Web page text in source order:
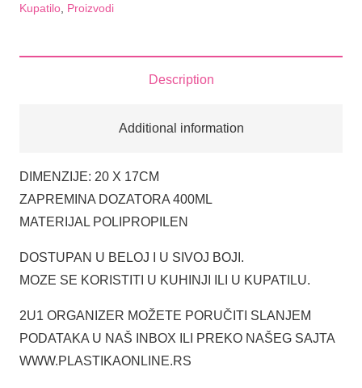
Kupatilo Proizvodi
Description
Additional information
DIMENZIJE: 20 X 17CM
ZAPREMINA DOZATORA 400ML
MATERIJAL POLIPROPILEN
DOSTUPAN U BELOJ I U SIVOJ BOJI.
MOZE SE KORISTITI U KUHINJI ILI U KUPATILU.
2U1 ORGANIZER MOŽETE PORUČITI SLANJEM
PODATAKA U NAŠ INBOX ILI PREKO NAŠEG SAJTA
WWW.PLASTIKAONLINE.RS